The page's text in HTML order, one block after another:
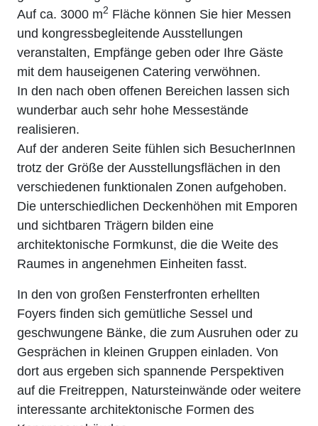
Auf ca. 3000 m2 Fläche können Sie hier Messen
und kongressbegleitende Ausstellungen
veranstalten, Empfänge geben oder Ihre Gäste
mit dem hauseigenen Catering verwöhnen.
In den nach oben offenen Bereichen lassen sich
wunderbar auch sehr hohe Messestände
realisieren.
Auf der anderen Seite fühlen sich BesucherInnen
trotz der Größe der Ausstellungsflächen in den
verschiedenen funktionalen Zonen aufgehoben.
Die unterschiedlichen Deckenhöhen mit Emporen
und sichtbaren Trägern bilden eine
architektonische Formkunst, die die Weite des
Raumes in angenehmen Einheiten fasst.
In den von großen Fensterfronten erhellten
Foyers finden sich gemütliche Sessel und
geschwungene Bänke, die zum Ausruhen oder zu
Gesprächen in kleinen Gruppen einladen. Von
dort aus ergeben sich spannende Perspektiven
auf die Freitreppen, Natursteinwände oder weitere
interessante architektonische Formen des